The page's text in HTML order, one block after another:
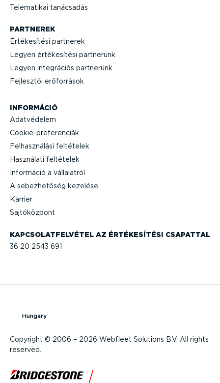
Telematikai tanácsadás
PARTNEREK
Értéke­sítési partnerek
Legyen értéke­sítési partnerünk
Legyen integrációs partnerünk
Fejlesztői erőforrások
INFORMÁCIÓ
Adatvédelem
Cooki­e-p­re­fe­renciák
Felhasz­nálási feltételek
Használati feltételek
Információ a vállalatról
A sebez­he­tőség kezelése
Karrier
Sajtó­központ
KAPCSO­LAT­FEL­VÉTEL AZ ÉRTÉKE­SÍTÉSI CSAPATTAL
36 20 2543 691
Copyright © 2006 – 2026 Webfleet Solutions B.V. All rights
reserved.
Hungary